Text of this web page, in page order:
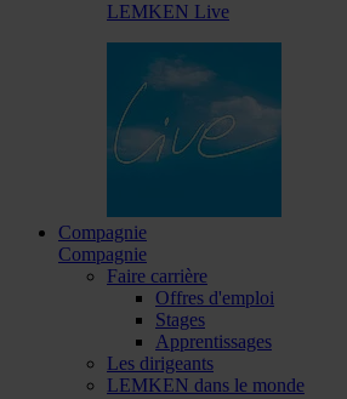
LEMKEN Live
Compagnie
Compagnie
Faire carrière
Offres d'emploi
Stages
Apprentissages
Les dirigeants
LEMKEN dans le monde